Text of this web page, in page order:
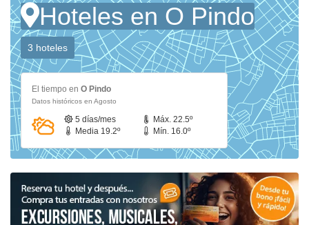
Hoteles en O Pindo
3 hoteles
El tiempo en O Pindo
Datos históricos en Agosto
5 días/mes
Máx. 22.5º
Media 19.2º
Mín. 16.0º